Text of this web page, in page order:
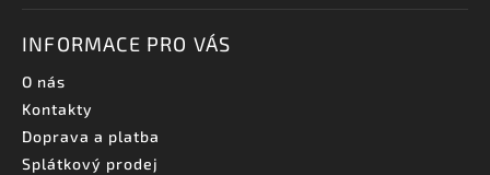
INFORMACE PRO VÁS
O nás
Kontakty
Doprava a platba
Splátkový prodej